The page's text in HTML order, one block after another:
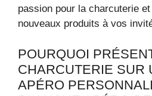
passion pour la charcuterie
nouveaux produits à vos
POURQUOI
CHARCUTERIE SUR
APÉRO